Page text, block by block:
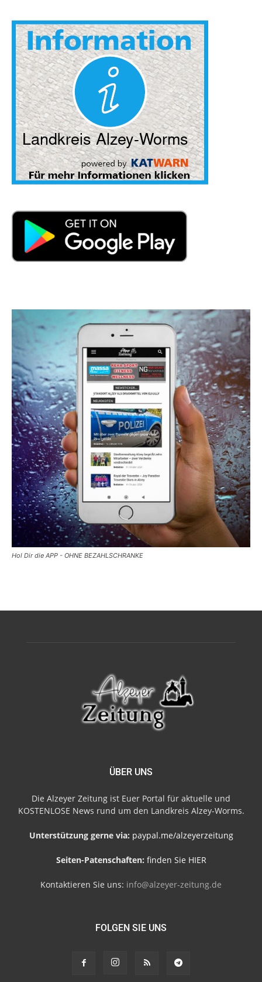
Hol Dir die APP - OHNE BEZAHLSCHRANKE
ÜBER UNS
Die Alzeyer Zeitung ist Euer Portal für aktuelle und
KOSTENLOSE News rund um den Landkreis Alzey-Worms.
Unterstützung gerne via: paypal.me/alzeyerzeitung
Seiten-Patenschaften: finden Sie HIER
Kontaktieren Sie uns: info@alzeyer-zeitung.de
FOLGEN SIE UNS